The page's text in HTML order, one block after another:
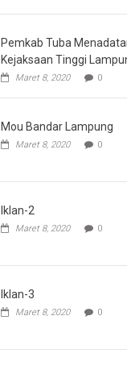
Pemkab Tuba
Kejaksaan Tinggi
Maret 8, 2020 0
Mou Bandar Lampung
Maret 8, 2020 0
Iklan-2
Maret 8, 2020 0
Iklan-3
Maret 8, 2020 0